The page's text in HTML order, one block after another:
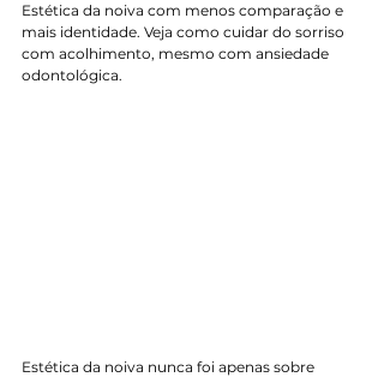
Estética da noiva com menos comparação e
mais identidade. Veja como cuidar do sorriso
com acolhimento, mesmo com ansiedade
odontológica.
Estética da noiva nunca foi apenas sobre